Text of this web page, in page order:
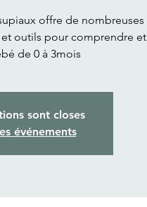
offre de nombreuses
et outils pour comprendre et
de 0 à 3mois
sont closes
événements